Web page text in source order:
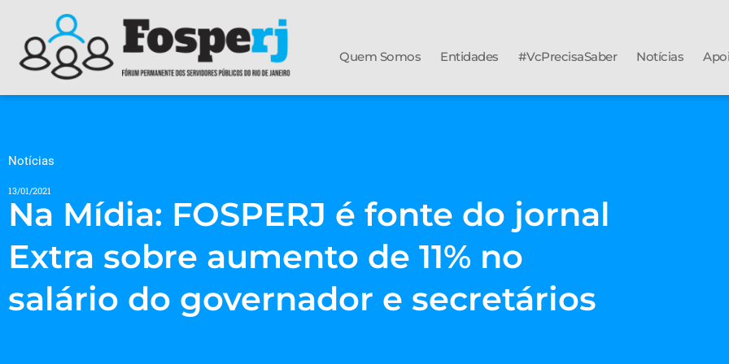
Quem Somos Entidades #VcPrecisaSaber Notícias
Notícias
13/01/2021
Na Mídia: FOSPERJ é fonte do jornal
Extra sobre aumento de 11% no
salário do governador e secretários